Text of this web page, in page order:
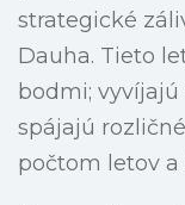
strategické
Dauha. Tieto
bodmi; vyvíjajú
spájajú
počtom letov